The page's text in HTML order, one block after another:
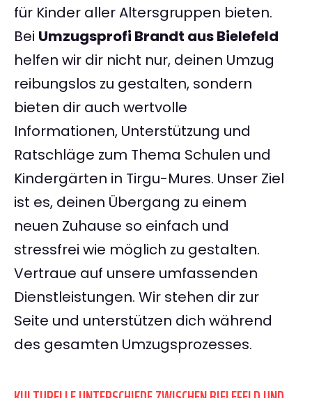
für Kinder aller Altersgruppen bieten.
Bei Umzugsprofi Brandt aus Bielefeld
helfen wir dir nicht nur, deinen Umzug
reibungslos zu gestalten, sondern
bieten dir auch wertvolle
Informationen, Unterstützung und
Ratschläge zum Thema Schulen und
Kindergärten in Tirgu-Mures. Unser Ziel
ist es, deinen Übergang zu einem
neuen Zuhause so einfach und
stressfrei wie möglich zu gestalten.
Vertraue auf unsere umfassenden
Dienstleistungen. Wir stehen dir zur
Seite und unterstützen dich während
des gesamten Umzugsprozesses.